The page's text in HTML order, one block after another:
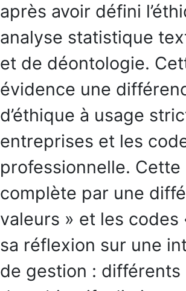
après avoir défini
analyse statistique
et de déontologie.
évidence une
d’éthique à usage
entreprises et les
professionnelle.
complète par une
valeurs » et les codes
sa réflexion sur une
de gestion :